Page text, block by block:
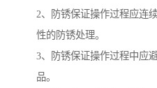
2、防锈保证操作过程应连
性的防锈处理。
3、防锈保证操作过程中应
品。